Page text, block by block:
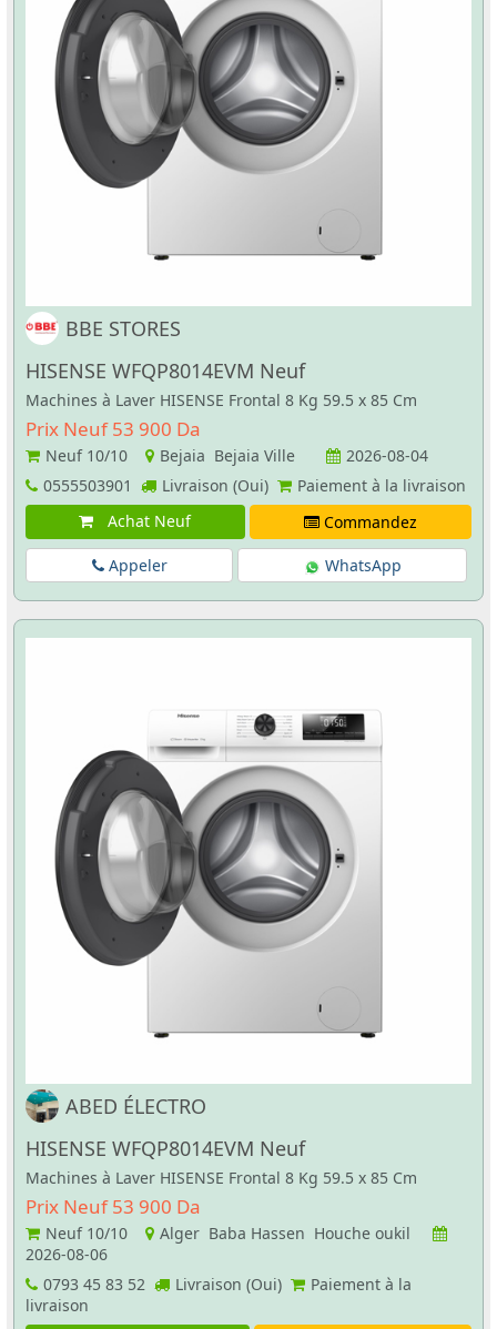
BBE STORES
HISENSE WFQP8014EVM Neuf
Machines à Laver HISENSE Frontal 8 Kg 59.5 x 85 Cm
Prix Neuf 53 900 Da
Neuf 10/10 Bejaia Bejaia Ville
2026-08-04
0555503901
Livraison (Oui)
Paiement à la livraison
Achat Neuf
Commandez
Appeler WhatsApp
ABED ÉLECTRO
HISENSE WFQP8014EVM Neuf
Machines à Laver HISENSE Frontal 8 Kg 59.5 x 85 Cm
Prix Neuf 53 900 Da
Neuf 10/10
Alger Baba Hassen Houche oukil
2026-08-06
0793 45 83 52
Livraison (Oui)
Paiement à la
livraison